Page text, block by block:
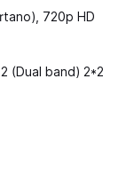
720p HD
(Dual band) 2*2